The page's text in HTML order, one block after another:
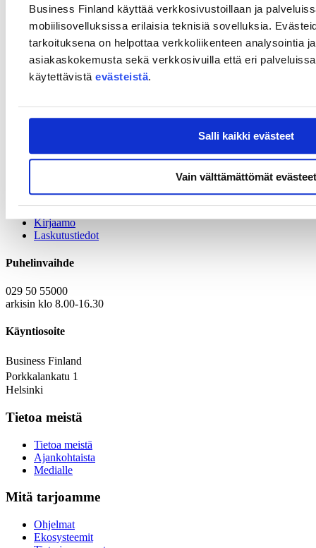
Business Finland käyttää verkkosivustoillaan ja
mobiilisovelluksissa erilaisia teknisiä sovelluksia.
tarkoituksena on helpottaa verkkoliikenteen analysointia
asiakaskokemusta sekä verkkosivuilla että eri
käytettävistä evästeistä.
Salli kaikki evästeet
Vain välttämättömät evästeet
ideoita brändisi mukauttamiseen Japanin markkinoille.
Agenda
09.00Avajaissanat
Laura Kopilow, Senior Advisor, Business Finland Tokio
Japanissa
Jaakko Kalsi, Strategic designer, Shop Consulting
Japanin kuluttajamarkkinabisneksen perusteet
Laura Kopilow, Senior Advisor, Business Finland Tokio
10.20Q&A
Yhteystiedot
Kirjaamo
Laskutustiedot
Puhelinvaihde
029 50 55000
arkisin klo 8.00-16.30
Käyntiosoite
Business Finland
Porkkalankatu 1
Helsinki
Tietoa meistä
Tietoa meistä
Ajankohtaista
Medialle
Mitä tarjoamme
Ohjelmat
Ekosysteemit